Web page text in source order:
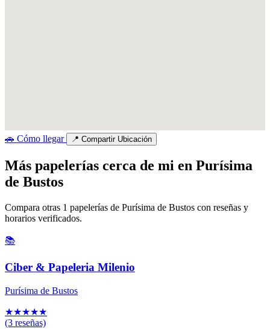
🚗 Cómo llegar 📍 Compartir Ubicación
Más papelerías cerca de mi en Purísima
de Bustos
Compara otras 1 papelerías de Purísima de Bustos con reseñas y
horarios verificados.
📚
Ciber & Papeleria Milenio
Purísima de Bustos
★★★★★
(3 reseñas)